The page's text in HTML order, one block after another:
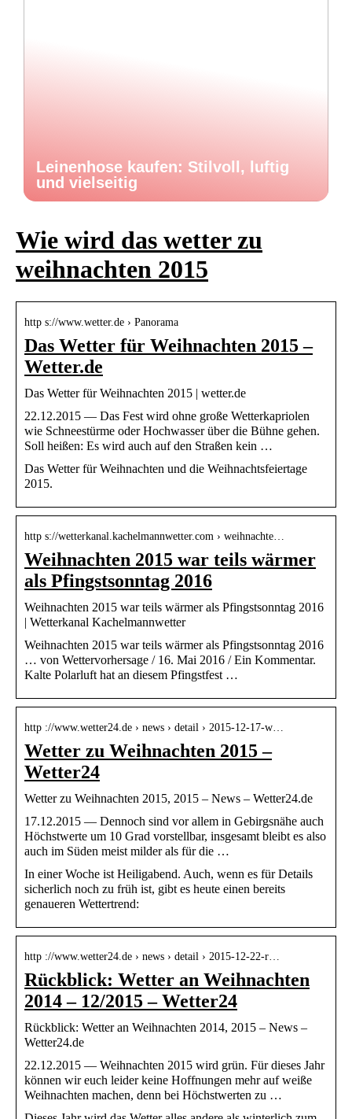
Leinenhose kaufen: Stilvoll, luftig
und vielseitig
Wie wird das wetter zu
weihnachten 2015
http s://www.wetter.de › Panorama
Das Wetter für Weihnachten 2015 –
Wetter.de
Das Wetter für Weihnachten 2015 | wetter.de
22.12.2015 — Das Fest wird ohne große Wetterkapriolen
wie Schneestürme oder Hochwasser über die Bühne gehen.
Soll heißen: Es wird auch auf den Straßen kein …
Das Wetter für Weihnachten und die Weihnachtsfeiertage
2015.
http s://wetterkanal.kachelmannwetter.com › weihnachte…
Weihnachten 2015 war teils wärmer
als Pfingstsonntag 2016
Weihnachten 2015 war teils wärmer als Pfingstsonntag 2016
| Wetterkanal Kachelmannwetter
Weihnachten 2015 war teils wärmer als Pfingstsonntag 2016
… von Wettervorhersage / 16. Mai 2016 / Ein Kommentar.
Kalte Polarluft hat an diesem Pfingstfest …
http ://www.wetter24.de › news › detail › 2015-12-17-w…
Wetter zu Weihnachten 2015 –
Wetter24
Wetter zu Weihnachten 2015, 2015 – News – Wetter24.de
17.12.2015 — Dennoch sind vor allem in Gebirgsnähe auch
Höchstwerte um 10 Grad vorstellbar, insgesamt bleibt es also
auch im Süden meist milder als für die …
In einer Woche ist Heiligabend. Auch, wenn es für Details
sicherlich noch zu früh ist, gibt es heute einen bereits
genaueren Wettertrend:
http ://www.wetter24.de › news › detail › 2015-12-22-r…
Rückblick: Wetter an Weihnachten
2014 – 12/2015 – Wetter24
Rückblick: Wetter an Weihnachten 2014, 2015 – News –
Wetter24.de
22.12.2015 — Weihnachten 2015 wird grün. Für dieses Jahr
können wir euch leider keine Hoffnungen mehr auf weiße
Weihnachten machen, denn bei Höchstwerten zu …